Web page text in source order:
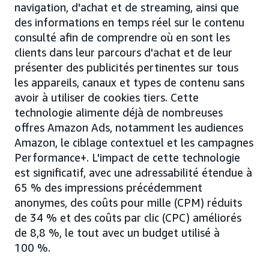
navigation, d'achat et de streaming, ainsi que
des informations en temps réel sur le contenu
consulté afin de comprendre où en sont les
clients dans leur parcours d'achat et de leur
présenter des publicités pertinentes sur tous
les appareils, canaux et types de contenu sans
avoir à utiliser de cookies tiers. Cette
technologie alimente déjà de nombreuses
offres Amazon Ads, notamment les audiences
Amazon, le ciblage contextuel et les campagnes
Performance+. L'impact de cette technologie
est significatif, avec une adressabilité étendue à
65 % des impressions précédemment
anonymes, des coûts pour mille (CPM) réduits
de 34 % et des coûts par clic (CPC) améliorés
de 8,8 %, le tout avec un budget utilisé à
100 %.